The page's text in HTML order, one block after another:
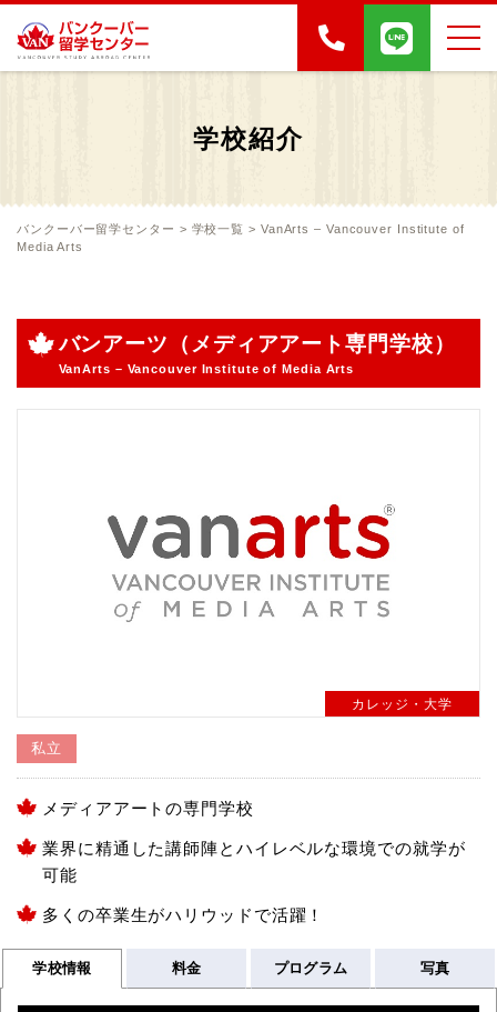
学校紹介
バンクーバー留学センター > 学校一覧 > VanArts – Vancouver Institute of
Media Arts
バンアーツ（メディアアート専門学校）
VanArts – Vancouver Institute of Media Arts
カレッジ・大学
私立
メディアアートの専門学校
業界に精通した講師陣とハイレベルな環境での就学が
可能
多くの卒業生がハリウッドで活躍！
学校情報 料金 プログラム 写真